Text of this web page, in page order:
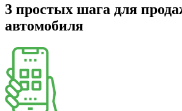
3 простых шага для
автомобиля